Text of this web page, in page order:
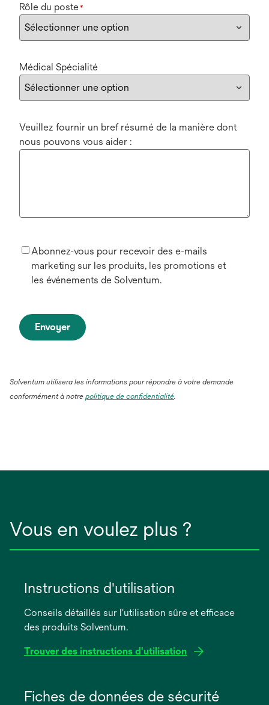
Rôle du poste*
Médical Spécialité
Veuillez fournir un bref résumé de la manière dont
nous pouvons vous aider :
Abonnez-vous pour recevoir des e-mails
marketing sur les produits, les promotions et
les événements de Solventum.
Envoyer
Solventum utilisera les informations pour répondre à votre demande
conformément à notre politique de confidentialité.
Vous en voulez plus ?
Instructions d'utilisation
Conseils détaillés sur l'utilisation sûre et efficace
des produits Solventum.
Trouver des instructions d'utilisation
dansFiches de données de sécurité